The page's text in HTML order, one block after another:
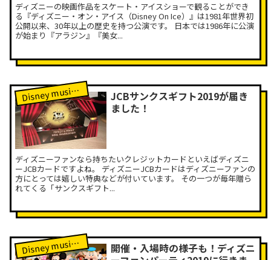
ディズニーの映画作品をスケート・アイスショーで観ることができ
る『ディズニー・オン・アイス（Disney On Ice）』は1981年世界初
公開以来、30年以上の歴史を持つ公演です。 日本では1986年に公演
が始まり『アラジン』『美女...
Disney music Labレポート
JCBサンクスギフト2019が届き
ました！
ディズニーファンなら持ちたいクレジットカードといえばディズニ
ーJCBカードですよね。 ディズニーJCBカードはディズニーファンの
方にとっては嬉しい特典などが付いています。 その一つが毎年贈ら
れてくる「サンクスギフト...
Disney music Labレポート
開催・入場時の様子も！ディズニ